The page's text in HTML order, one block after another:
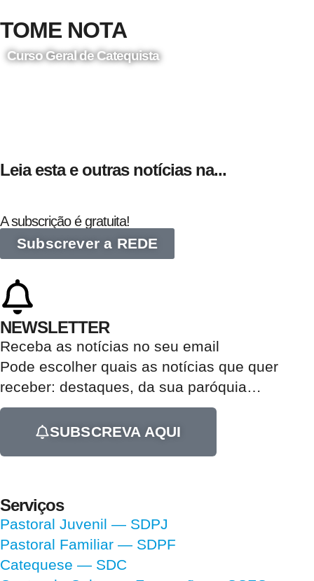
TOME NOTA
Curso Geral de Catequista
Leia esta e outras notícias na...
A subscrição é gratuita!
Subscrever a REDE
NEWSLETTER
Receba as notícias no seu email​
Pode escolher quais as notícias que quer
receber: destaques, da sua paróquia…
SUBSCREVA AQUI
Serviços
Pastoral Juvenil — SDPJ
Pastoral Familiar — SDPF
Catequese — SDC